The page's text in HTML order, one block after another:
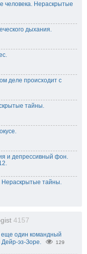
человека. Нераскрытые
дыхания.
деле происходит с
тайны.
и депрессивный фон.
Нераскрытые тайны.
4157
один командный
Дейр-эз-Зоре.
129